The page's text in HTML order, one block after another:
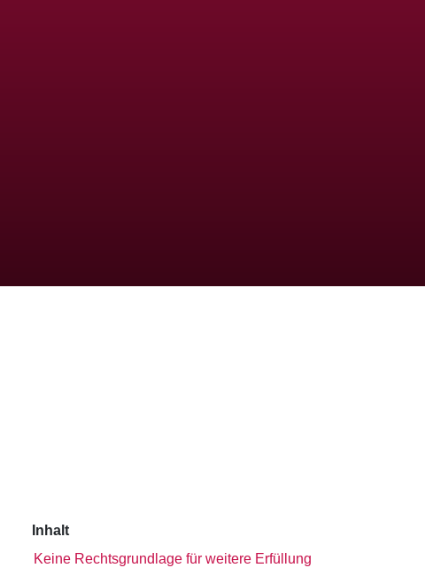
Inhalt
Keine Rechtsgrundlage für weitere Erfüllung